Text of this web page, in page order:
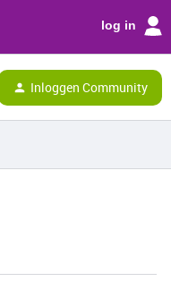
log in
Inloggen Community